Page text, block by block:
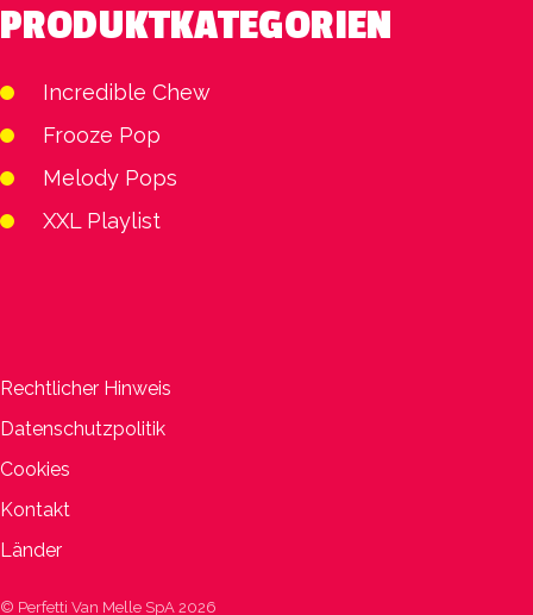
PRODUKTKATEGORIEN
Incredible Chew
Frooze Pop
Melody Pops
XXL Playlist
Rechtlicher Hinweis
Datenschutzpolitik
Cookies
Kontakt
Länder
© Perfetti Van Melle SpA 2026